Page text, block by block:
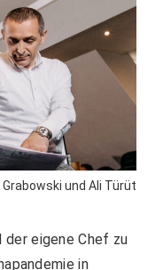
und Ali Türüt
eigene Chef zu
in